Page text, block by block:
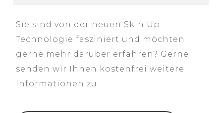
Sie sind von der neuen Skin Up
Technologie fasziniert und möchten
gerne mehr darüber erfahren? Gerne
senden wir Ihnen kostenfrei weitere
Informationen zu.